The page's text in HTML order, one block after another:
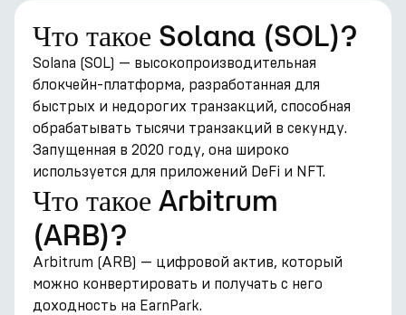
Что такое Solana (SOL)?
Solana (SOL) — высокопроизводительная
блокчейн-платформа, разработанная для
быстрых и недорогих транзакций, способная
обрабатывать тысячи транзакций в секунду.
Запущенная в 2020 году, она широко
используется для приложений DeFi и NFT.
Что такое Arbitrum
(ARB)?
Arbitrum (ARB) — цифровой актив, который
можно конвертировать и получать с него
доходность на EarnPark.